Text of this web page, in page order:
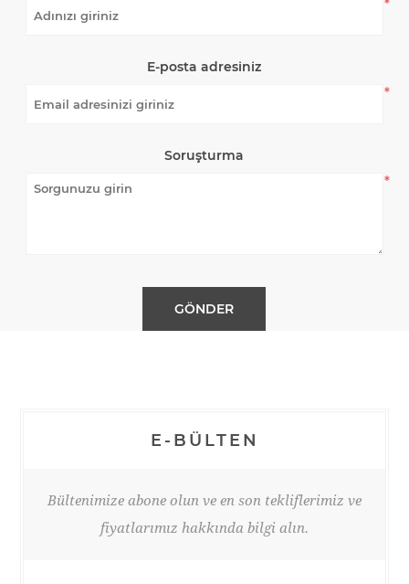
*
E-posta adresiniz
*
Soruşturma
*
E-BÜLTEN
Bültenimize abone olun ve en son tekliflerimiz ve
fiyatlarımız hakkında bilgi alın.